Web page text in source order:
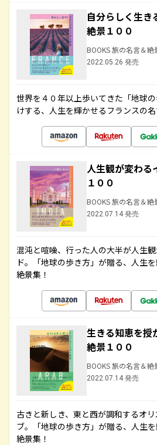
自分らしく生き
絶景１００
BOOKS 旅の名言＆絶
2022.05.26 発売
世界を４０年以上歩いてきた「地球
けする、人生を輝かせるフランスの
人生観が変わる
１００
BOOKS 旅の名言＆絶
2022.07.14 発売
混沌と喧噪、行った人の大半が人生
ド。「地球の歩き方」が贈る、人生
絶景集！
生きる知恵を授
絶景１００
BOOKS 旅の名言＆絶
2022.07.14 発売
古きと新しき、東と西が調和するオ
ブ。「地球の歩き方」が贈る、人生
絶景集！